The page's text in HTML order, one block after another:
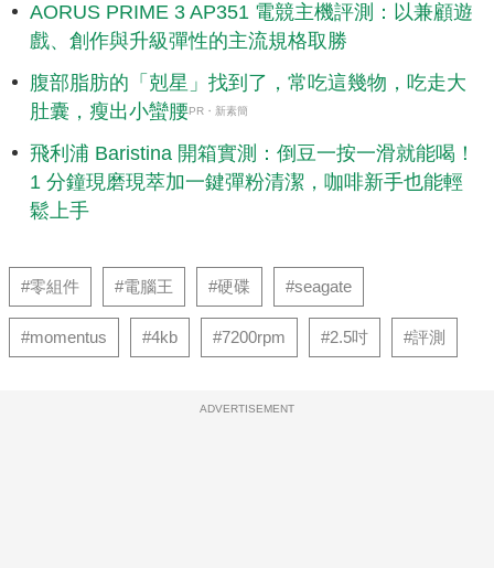
AORUS PRIME 3 AP351 電競主機評測：以兼顧遊
戲、創作與升級彈性的主流規格取勝
腹部脂肪的「剋星」找到了，常吃這幾物，吃走大
肚囊，瘦出小蠻腰PR・新素簡
飛利浦 Baristina 開箱實測：倒豆一按一滑就能喝！
1 分鐘現磨現萃加一鍵彈粉清潔，咖啡新手也能輕
鬆上手
#零組件 #電腦王 #硬碟 #seagate
#momentus #4kb #7200rpm #2.5吋 #評測
ADVERTISEMENT